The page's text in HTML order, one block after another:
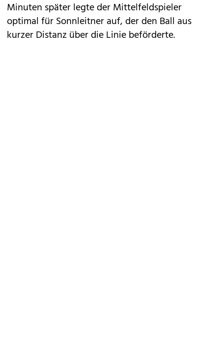
Minuten später legte der Mittelfeldspieler
optimal für Sonnleitner auf, der den Ball aus
kurzer Distanz über die Linie beförderte.